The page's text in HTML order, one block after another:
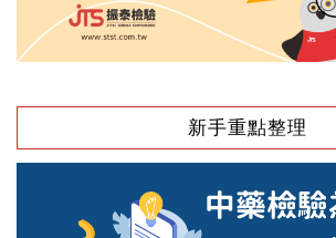
新手重點整理